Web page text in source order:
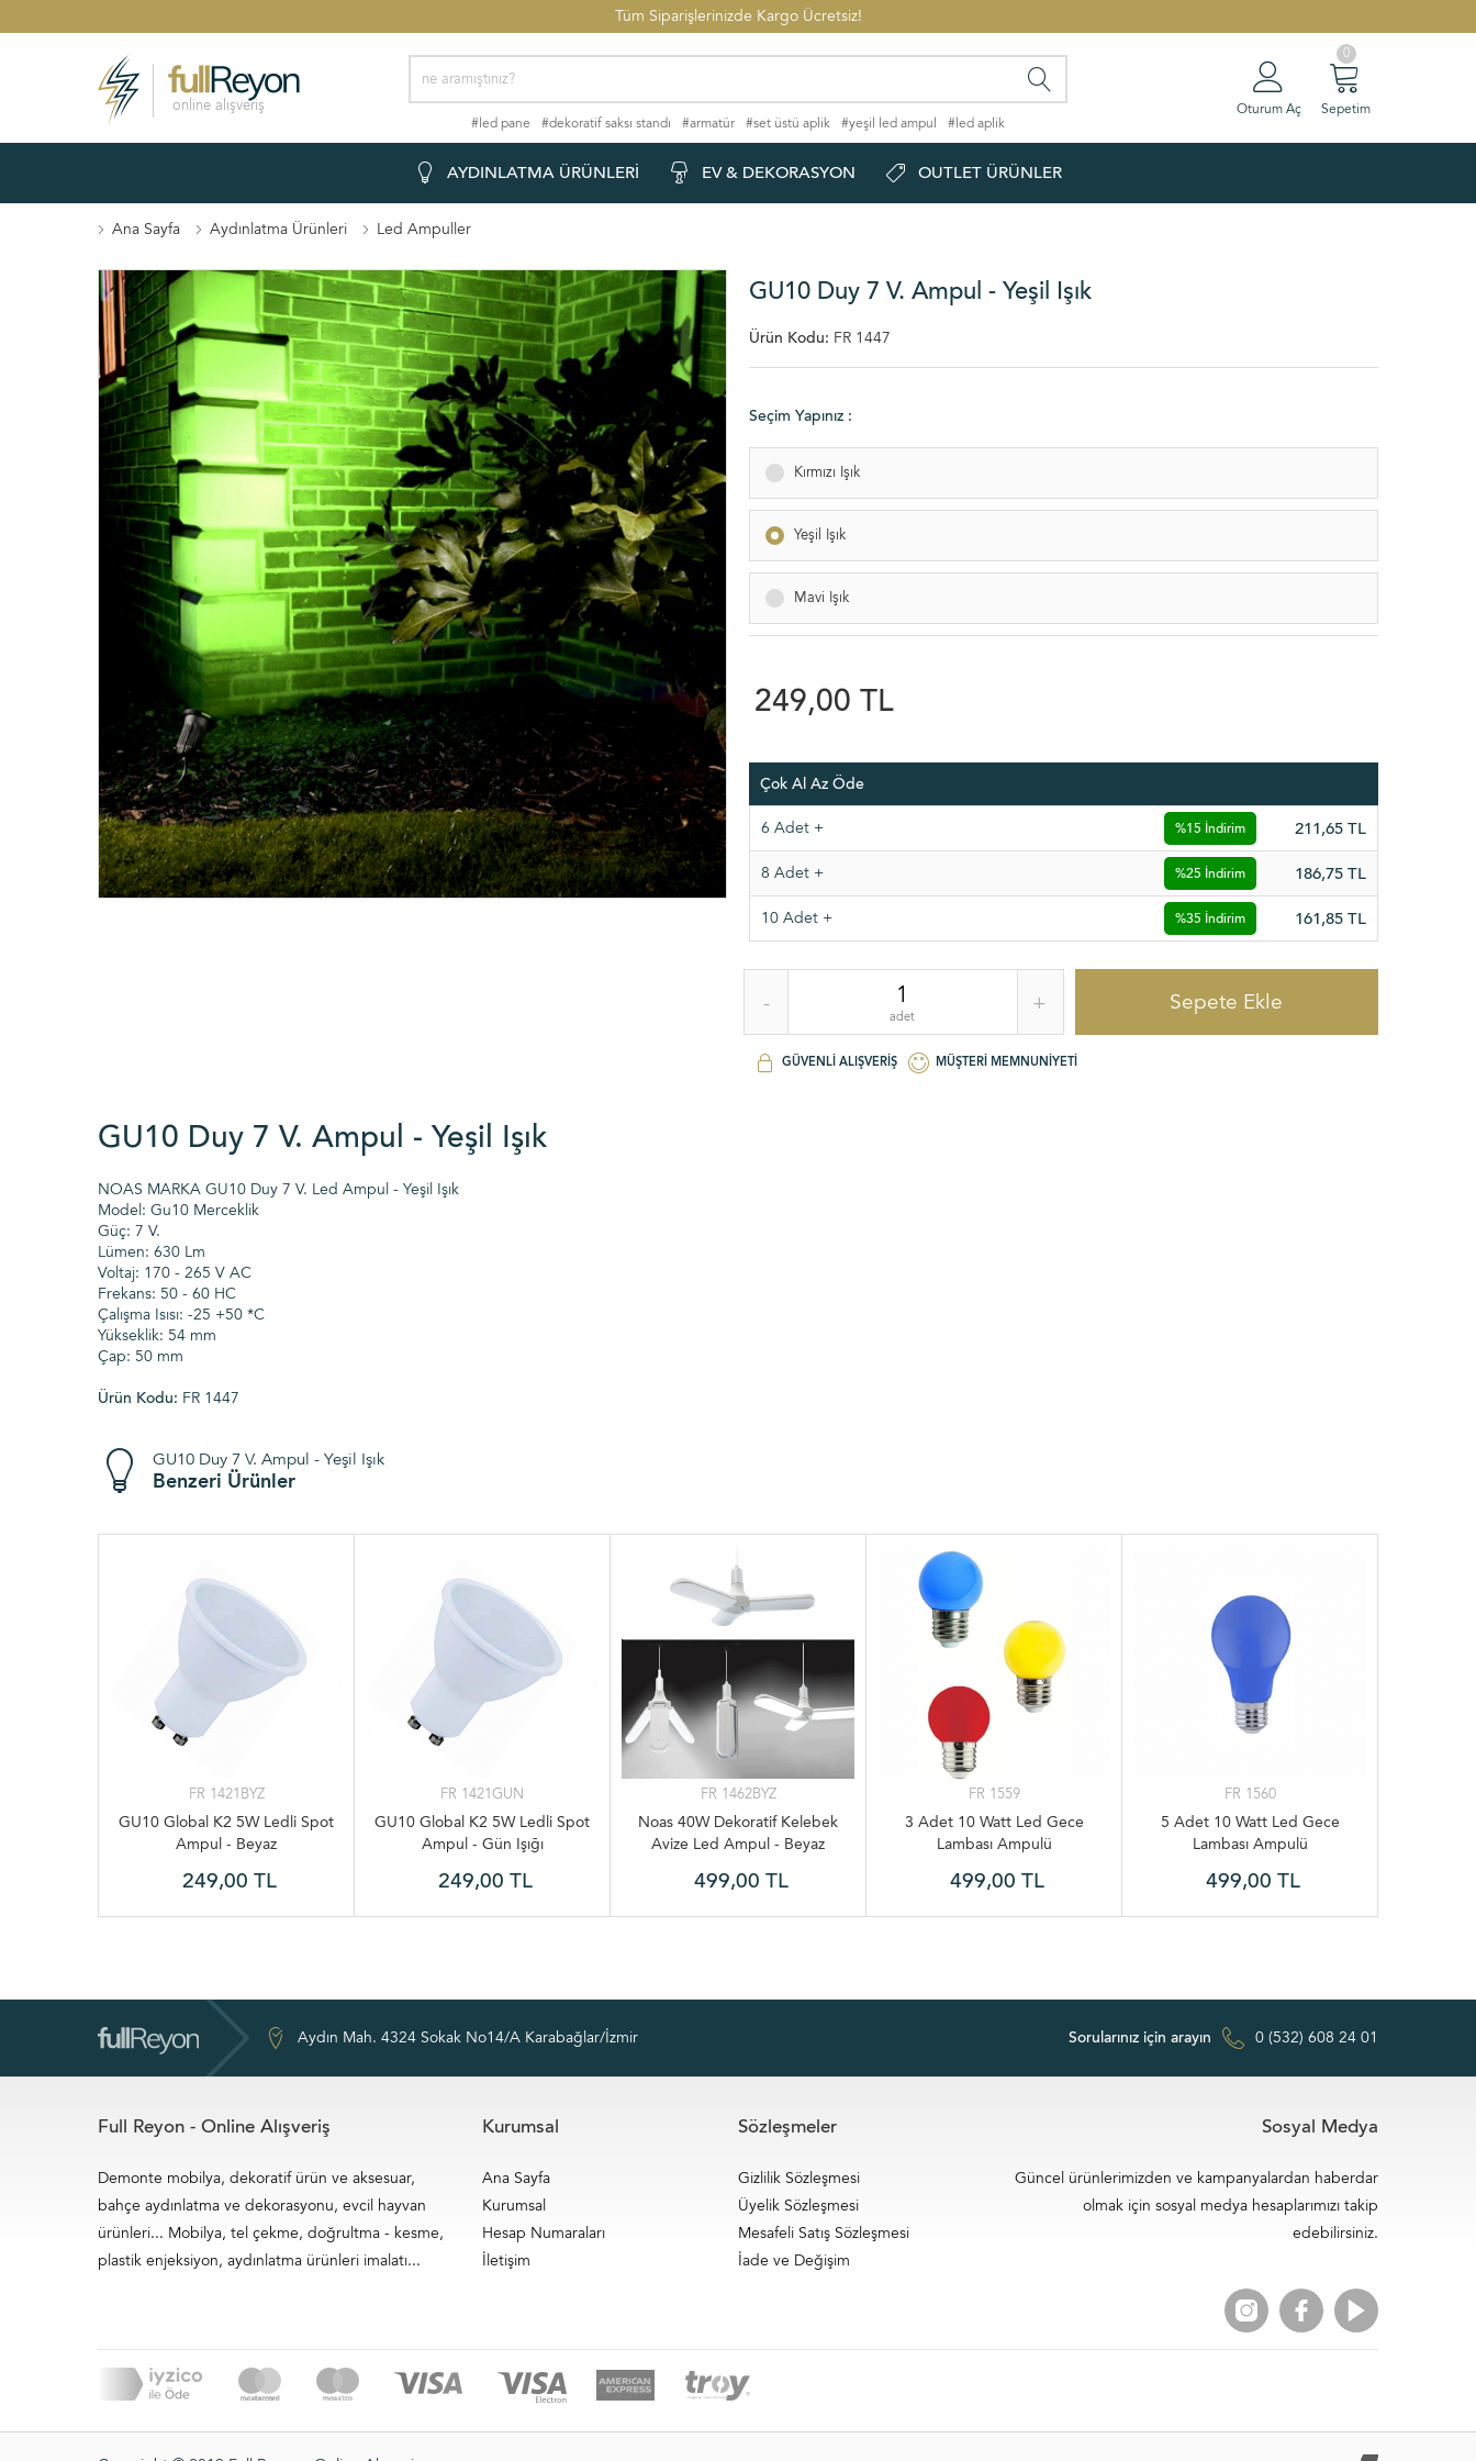
Tüm Siparişlerinizde Kargo Ücretsiz!
online alışveriş
#led pane #dekoratif saksı standı #armatür #set üstü aplik #yeşil led ampul #led aplik
#aydınlatma modelleri
Oturum Aç Sepetim
0
AYDINLATMA ÜRÜNLERI EV & DEKORASYON OUTLET ÜRÜNLER
Ana Sayfa Aydınlatma Ürünleri Led Ampuller
GU10 Duy 7 V. Ampul - Yeşil Işık
Ürün Kodu: FR 1447
Seçim Yapınız :
Kırmızı Işık
Yeşil Işık
Mavi Işık
249,00 TL
Çok Al Az Öde
6 Adet + %15 İndirim 211,65 TL
8 Adet + %25 İndirim 186,75 TL
10 Adet + %35 İndirim 161,85 TL
- adet + Sepete Ekle
GÜVENLI ALIŞVERIŞ MÜŞTERI MEMNUNIYETI
GU10 Duy 7 V. Ampul - Yeşil Işık
NOAS MARKA GU10 Duy 7 V. Led Ampul - Yeşil Işık
Model: Gu10 Merceklik
Güç: 7 V.
Lümen: 630 Lm
Voltaj: 170 - 265 V AC
Frekans: 50 - 60 HC
Çalışma Isısı: -25 +50 *C
Yükseklik: 54 mm
Çap: 50 mm
Ürün Kodu: FR 1447
GU10 Duy 7 V. Ampul - Yeşil Işık
Benzeri Ürünler
FR 1421BYZ
GU10 Global K2 5W Ledli Spot
Ampul - Beyaz
249,00 TL
FR 1421GUN
GU10 Global K2 5W Ledli Spot
Ampul - Gün Işığı
249,00 TL
FR 1462BYZ
Noas 40W Dekoratif Kelebek
Avize Led Ampul - Beyaz
499,00 TL
FR 1559
3 Adet 10 Watt Led Gece
Lambası Ampulü
499,00 TL
FR 1560
5 Adet 10 Watt Led Gece
Lambası Ampulü
499,00 TL
Sorularınız için arayın 0 (532) 608 24 01
Aydın Mah. 4324 Sokak No14/A Karabağlar/İzmir
Full Reyon - Online Alışveriş
Demonte mobilya, dekoratif ürün ve aksesuar,
bahçe aydınlatma ve dekorasyonu, evcil hayvan
ürünleri... Mobilya, tel çekme, doğrultma - kesme,
plastik enjeksiyon, aydınlatma ürünleri imalatı...
Kurumsal
Ana Sayfa
Kurumsal
Hesap Numaraları
İletişim
Sözleşmeler
Gizlilik Sözleşmesi
Üyelik Sözleşmesi
Mesafeli Satış Sözleşmesi
İade ve Değişim
Sosyal Medya
Güncel ürünlerimizden ve kampanyalardan haberdar
olmak için sosyal medya hesaplarımızı takip
edebilirsiniz.